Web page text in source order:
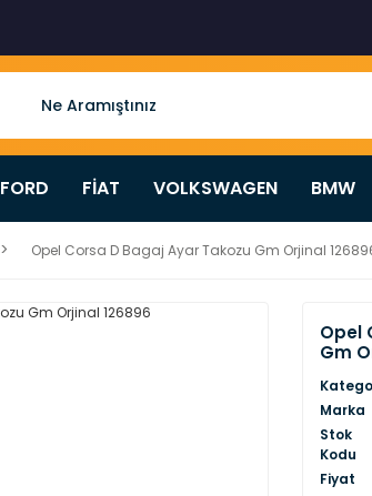
FORD FİAT VOLKSWAGEN BMW
Opel Corsa D Bagaj Ayar Takozu Gm Orjinal
Opel
Gm
Marka
Stok
Kodu
Fiyat